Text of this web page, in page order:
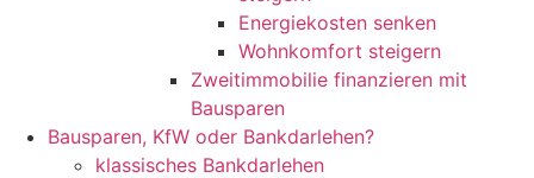
Energiekosten senken
Wohnkomfort steigern
Zweitimmobilie finanzieren mit
Bausparen
Bausparen, KfW oder Bankdarlehen?
klassisches Bankdarlehen